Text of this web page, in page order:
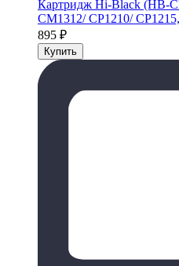
Картридж Hi-Black (HB-
CM1312/ CP1210/
895 ₽